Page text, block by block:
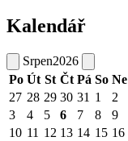
Kalendář
Srpen2026
Po Út St Čt Pá So Ne
27 28 29 30 31 1
2
3
4 5 6 7 8
9
10 11 12 13 14 15 16